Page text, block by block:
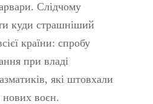
Слідчому
куди страшніший
країни: спробу
при владі
які штовхали
нових воєн.